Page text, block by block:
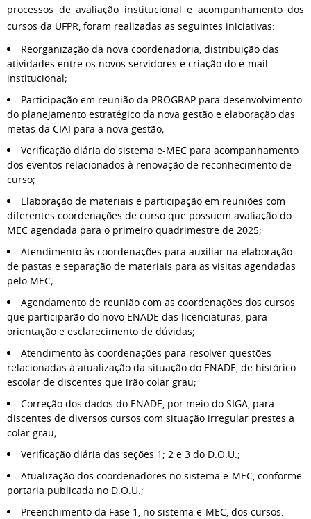
processos de avaliação institucional e acompanhamento dos
cursos da UFPR, foram realizadas as seguintes iniciativas:
Reorganização da nova coordenadoria, distribuição das
atividades entre os novos servidores e criação do e-mail
institucional;
Participação em reunião da PROGRAP para desenvolvimento
do planejamento estratégico da nova gestão e elaboração das
metas da CIAI para a nova gestão;
Verificação diária do sistema e-MEC para acompanhamento
dos eventos relacionados à renovação de reconhecimento de
curso;
Elaboração de materiais e participação em reuniões com
diferentes coordenações de curso que possuem avaliação do
MEC agendada para o primeiro quadrimestre de 2025;
Atendimento às coordenações para auxiliar na elaboração
de pastas e separação de materiais para as visitas agendadas
pelo MEC;
Agendamento de reunião com as coordenações dos cursos
que participarão do novo ENADE das licenciaturas, para
orientação e esclarecimento de dúvidas;
Atendimento às coordenações para resolver questões
relacionadas à atualização da situação do ENADE, de histórico
escolar de discentes que irão colar grau;
Correção dos dados do ENADE, por meio do SIGA, para
discentes de diversos cursos com situação irregular prestes a
colar grau;
Verificação diária das seções 1; 2 e 3 do D.O.U.;
Atualização dos coordenadores no sistema e-MEC, conforme
portaria publicada no D.O.U.;
Preenchimento da Fase 1, no sistema e-MEC, dos cursos: